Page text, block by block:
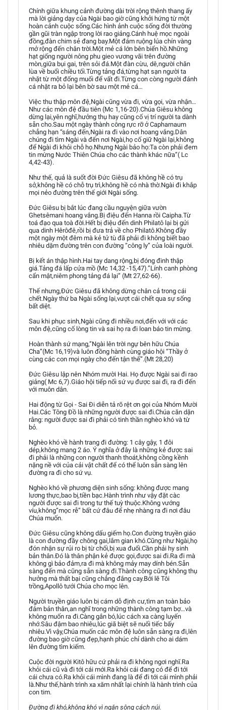
Chính giữa khung cảnh đường dài trời rộng thênh thang ấy
mà lời giảng dạy của Ngài bao giờ cũng khởi hứng từ một
hoàn cảnh cuộc sống.Các hình ảnh cuộc sống đời thường
gần gũi tràn ngập trong lời rao giảng.Cánh huệ mọc ngoài
đồng,đàn chim sẻ đang bay.Một đám ruộng lúa chín vàng
mở rộng đến chân trời.Một mẻ cá lớn bên biển hồ.Những
hạt giống người nông phu gieo vương vãi trên đường
mòn,giữa bụi gai, trên sỏi đá.Một đàn cừu, dê,người chăn
lùa về buổi chiều tối.Từng tảng đá,từng hạt sạn người ta
nhặt từ một đống muối để vất đi.Từng con còng người đánh
cá nhặt ra bỏ lại bên bờ sau một mẻ cá…
Việc thu thập môn đệ,Ngài cũng vừa đi, vừa gọi, vừa nhận…
Như các môn đệ đầu tiên (Mc 1,16-20).Chúa Giêsu không
dừng lại,yên nghĩ,hưởng thụ hay cũng cố vị trí người ta dành
sẵn cho.Sau một ngày thành công rực rỡ ở Capharnaum
chẳng hạn “sáng đến,Ngài ra đi vào nơi hoang vắng.Dân
chúng đi tìm Ngài và đến nơi Ngài,họ cố giữ Ngài lại,không
để Ngài đi khỏi chỗ họ.Nhưng Ngài bảo họ:Ta còn phải đem
tin mừng Nước Thiên Chúa cho các thành khác nữa”( Lc
4,42-43).
Như thế, quả là suốt đời Đức Giêsu đã không hề có trụ
sở,không hề có chỗ trụ trì,không hề có nhà thờ.Ngài đi khắp
mọi nẻo đường trên thế giới Ngài sống.
Đức Giêsu bị bắt lúc đang cầu nguyện giữa vườn
Ghetsêmani hoang vắng.Bị điệu đến Hanna rồi Caipha.Từ
toá đạo qua toà đời.Hết bị điệu đến dinh Philatô lại bị gửi
qua dinh Hêrôđê,rồi bị đưa trả về cho Philatô.Không đầy
một ngày một đêm mà kẻ tử tù đã phải đi không biết bao
nhiêu dặm đường trên con đường “công ly” của loài người.
Bị kết án thập hình.Hai tay dang rộng,bị đóng đinh thập
giá.Tảng đá lấp cửa mồ (Mc 14,32 -15,47).”Lính canh phòng
cẩn mật,niêm phong tảng đá lại” (Mt 27,62-66).
Thế nhưng,Đức Giêsu đã không dừng chân cả trong cái
chết.Ngày thứ ba Ngài sống lại,vượt cái chết qua sự sống
bất diệt.
Sau khi phục sinh,Ngài cũng đi nhiều nơi,đến với với các
môn đệ,cũng cố lòng tin và sai họ ra đi loan báo tin mừng.
Hoàn thành sứ mạng,”Ngài lên trời ngự bên hữu Chúa
Cha”(Mc 16,19)và luôn đồng hành cùng giáo hội “Thầy ở
cùng các con mọi ngày cho đến tận thế”.(Mt 28,20)
Đức Giêsu lập nên Nhóm mười Hai. Họ được Ngài sai đi rao
giảng( Mc 6,7).Giáo hội tiếp nối sứ vụ được sai đi, ra đi đến
với muôn dân.
Hai động từ Gọi - Sai Đi diễn tả rõ rệt ơn gọi của Nhóm Mười
Hai.Các Tông Đồ là những người được sai đi.Chúa căn dặn
rằng: người được sai đi phải có tinh thần nghèo khó và từ
bỏ.
Nghèo khó về hành trang đi đường: 1 cây gậy, 1 đôi
dép,không mang 2 áo. Ý nghĩa ở đây là những kẻ được sai
đi phải là những con người thanh thoát,không cồng kềnh
nặng nề với của cải vật chất để có thể luôn sẵn sàng lên
đường ra đi cho sứ vụ.
Nghèo khó về phương diện sinh sống: không được mang
lương thực,bao bị,tiền bạc.Hành trình như vậy đặt càc
người được sai đi trong tư thế tuỳ thuộc.Không vướng
víu,không”mọc rễ” bất cứ đâu để nhẹ nhàng ra đi nơi đâu
Chúa muốn.
Đức Giêsu cũng không dấu giếm họ.Con đường truyền giáo
là con đường đầy chông gai,lắm gian khó.Cũng như Ngài,họ
đón nhận sự rủi ro bị từ chối,bị xua đuổi.Cần phải hy sinh
bản thân.Đó là thân phận kẻ được gọi,được sai đi.Ra đi mà
không gì bảo đảm,ra đi mà không mảy may dính bén.Sẵn
sàng đến mà cũng sẵn sàng đi.Thành công cũng không thụ
hưởng mà thất bại cũng chẳng đắng cay.Bởi lẽ Tôi
trồng,Apollô tưới Chúa cho mọc lên.
Người truyền giáo luôn bị cám dỗ định cư,tìm an toàn bảo
đảm bản thân,an nghĩ trong những thành công tạm bợ…và
không muốn ra đi.Càng gắn bó,lúc cách xa càng luyến
nhớ.Sâu đậm bao nhiêu,lúc giã biệt sẽ nuối tiếc bấy
nhiêu.Vì vậy,Chúa muốn các môn đệ luôn sẵn sàng ra đi,lên
đường bao giờ cũng đẹp,hạnh phúc chỉ dành cho ai dám
lên đường tìm kiếm.
Cuộc đời người Kitô hữu cứ phải ra đi không ngơi nghĩ.Ra
khỏi cái cũ và đi tới cái mới.Ra khỏi cái đang có để đi tới
cái chưa có.Ra khỏi cái mình đang là để đi tới cái mình phải
là.Như thế,hành trình xa xăm nhất lại chính là hành trình của
con tim.
Đường đi khó,không khó vì ngăn sông cách núi.